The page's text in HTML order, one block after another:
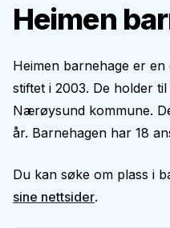
Heimen
Heimen barnehage er
stiftet i 2003. De holder
Nærøysund kommune.
år. Barnehagen har 18
Du kan søke om plass i
sine nettsider.